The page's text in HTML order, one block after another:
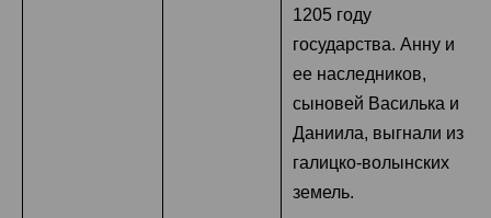
1205 году
государства. Анну и
ее наследников,
сыновей Василька и
Даниила, выгнали из
галицко-волынских
земель.